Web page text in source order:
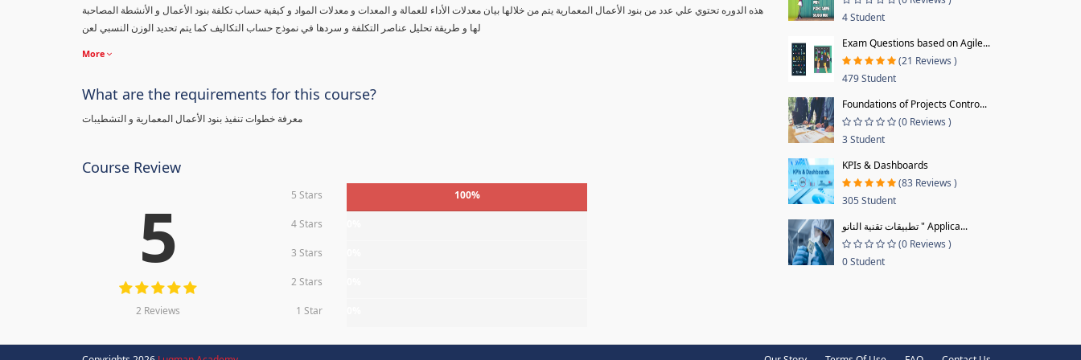
هذه الدوره تحتوي علي عدد من بنود الأعمال المعمارية يتم من خلالها بيان معدلات الأداء للعمالة و المعدات و معدلات المواد و كيفية حساب تكلفة بنود الأعمال و الأنشطة المصاحبة
لها و طريقة تحليل عناصر التكلفة و سردها في نموذج حساب التكاليف كما يتم تحديد الوزن النسبي لعن
More
What are the requirements for this course?
معرفة خطوات تنفيذ بنود الأعمال المعمارية و التشطيبات
Course Review
5
2 Reviews
5 Stars 100%
4 Stars
3 Stars
2 Stars
1 Star
4 Student
Exam Questions based on Agile...
(21 Reviews )
479 Student
Foundations of Projects Contro...
(0 Reviews )
3 Student
KPIs & Dashboards
(83 Reviews )
305 Student
تطبيقات تقنية النانو " Applica...
(0 Reviews )
0 Student